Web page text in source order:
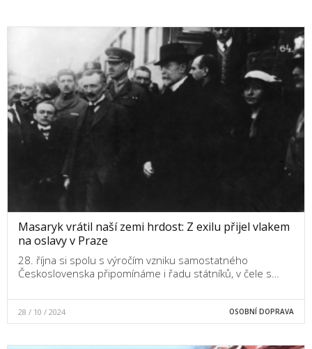
Masaryk vrátil naší zemi hrdost: Z exilu přijel vlakem
na oslavy v Praze
28. října si spolu s výročím vzniku samostatného
Československa připomínáme i řadu státníků, v čele s…
28 / 10 / 2024 OSOBNÍ DOPRAVA